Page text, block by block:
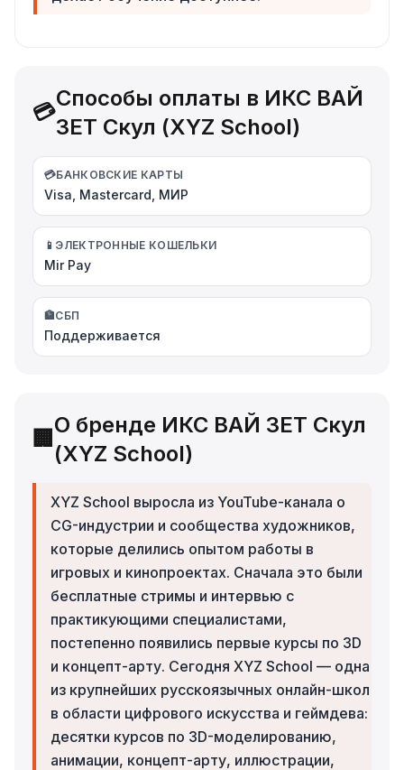
💳
Способы оплаты в ИКС ВАЙ
ЗЕТ Скул (XYZ School)
💳БАНКОВСКИЕ КАРТЫ
Visa, Mastercard, МИР
📱 ЭЛЕКТРОННЫЕ КОШЕЛЬКИ
Mir Pay
🏦СБП
Поддерживается
🏢
О бренде ИКС ВАЙ ЗЕТ Скул
(XYZ School)
XYZ School выросла из YouTube-канала о
CG-индустрии и сообщества художников,
которые делились опытом работы в
игровых и кинопроектах. Сначала это были
бесплатные стримы и интервью с
практикующими специалистами,
постепенно появились первые курсы по 3D
и концепт-арту. Сегодня XYZ School — одна
из крупнейших русскоязычных онлайн-школ
в области цифрового искусства и геймдева:
десятки курсов по 3D-моделированию,
анимации, концепт-арту, иллюстрации,